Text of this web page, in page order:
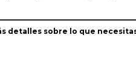
detalles sobre lo que